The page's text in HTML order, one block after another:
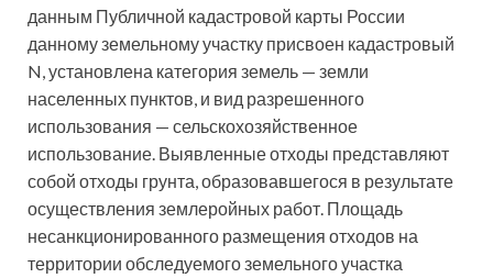
данным Публичной кадастровой карты России
данному земельному участку присвоен кадастровый
N, установлена категория земель — земли
населенных пунктов, и вид разрешенного
использования — сельскохозяйственное
использование. Выявленные отходы представляют
собой отходы грунта, образовавшегося в результате
осуществления землеройных работ. Площадь
несанкционированного размещения отходов на
территории обследуемого земельного участка